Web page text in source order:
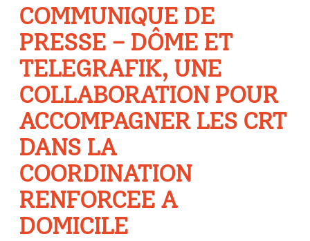
COMMUNIQUE DE
PRESSE – DÔME ET
TELEGRAFIK, UNE
COLLABORATION POUR
ACCOMPAGNER LES CRT
DANS LA
COORDINATION
RENFORCEE A
DOMICILE